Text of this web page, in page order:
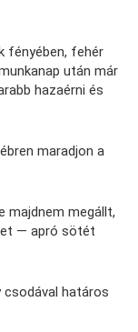
fényében, fehér
után már
hazaérni és
maradjon a
majdnem megállt,
— apró sötét
határos